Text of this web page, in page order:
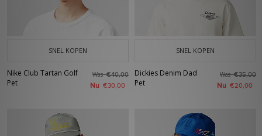
SNEL KOPEN
Nike Club Tartan Golf
Pet
Was€40,00
Nu €30,00
SNEL KOPEN
Dickies Denim Dad
Pet
Was€35,00
Nu €20,00